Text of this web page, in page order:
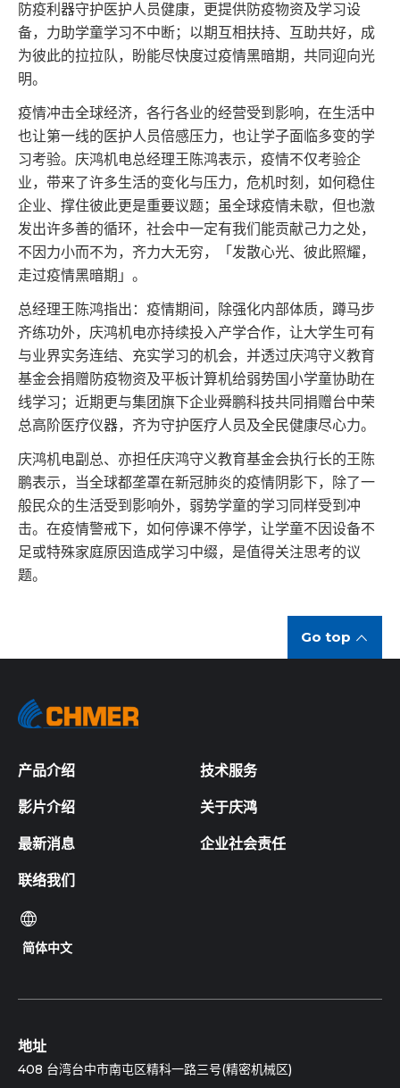
防疫利器守护医护人员健康，更提供防疫物资及学习设
备，力助学童学习不中断；以期互相扶持、互助共好，成
为彼此的拉拉队，盼能尽快度过疫情黑暗期，共同迎向光
明。
疫情冲击全球经济，各行各业的经营受到影响，在生活中
也让第一线的医护人员倍感压力，也让学子面临多变的学
习考验。庆鸿机电总经理王陈鸿表示，疫情不仅考验企
业，带来了许多生活的变化与压力，危机时刻，如何稳住
企业、撑住彼此更是重要议题；虽全球疫情未歇，但也激
发出许多善的循环，社会中一定有我们能贡献己力之处，
不因力小而不为，齐力大无穷，「发散心光、彼此照耀，
走过疫情黑暗期」。
总经理王陈鸿指出：疫情期间，除强化内部体质，蹲马步
齐练功外，庆鸿机电亦持续投入产学合作，让大学生可有
与业界实务连结、充实学习的机会，并透过庆鸿守义教育
基金会捐赠防疫物资及平板计算机给弱势国小学童协助在
线学习；近期更与集团旗下企业舜鹏科技共同捐赠台中荣
总高阶医疗仪器，齐为守护医疗人员及全民健康尽心力。
庆鸿机电副总、亦担任庆鸿守义教育基金会执行长的王陈
鹏表示，当全球都垄罩在新冠肺炎的疫情阴影下，除了一
般民众的生活受到影响外，弱势学童的学习同样受到冲
击。在疫情警戒下，如何停课不停学，让学童不因设备不
足或特殊家庭原因造成学习中缀，是值得关注思考的议
题。
Go top
产品介绍 技术服务
影片介绍 关于庆鸿
最新消息 企业社会责任
联络我们
简体中文
地址
408 台湾台中市南屯区精科一路三号(精密机械区)